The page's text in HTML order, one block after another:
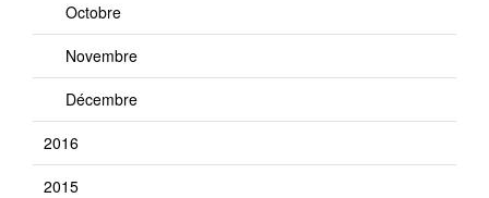
Octobre
Novembre
Décembre
2016
2015